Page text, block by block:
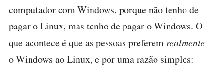
computador com Windows, porque não tenho de
pagar o Linux, mas tenho de pagar o Windows. O
que acontece é que as pessoas preferem realmente
o Windows ao Linux, e por uma razão simples: